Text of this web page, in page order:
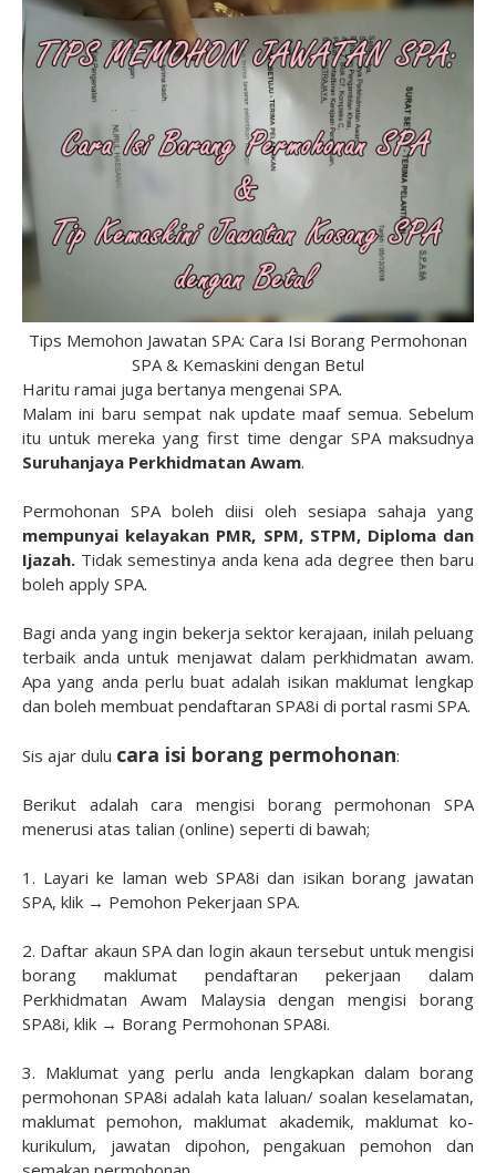
Tips Memohon Jawatan SPA: Cara Isi Borang Permohonan
SPA & Kemaskini dengan Betul
Haritu ramai juga bertanya mengenai SPA.
Malam ini baru sempat nak update maaf semua. Sebelum
itu untuk mereka yang first time dengar SPA maksudnya
Suruhanjaya Perkhidmatan Awam.
Permohonan SPA boleh diisi oleh sesiapa sahaja yang
mempunyai kelayakan PMR, SPM, STPM, Diploma dan
Ijazah. Tidak semestinya anda kena ada degree then baru
boleh apply SPA.
Bagi anda yang ingin bekerja sektor kerajaan, inilah peluang
terbaik anda untuk menjawat dalam perkhidmatan awam.
Apa yang anda perlu buat adalah isikan maklumat lengkap
dan boleh membuat pendaftaran SPA8i di portal rasmi SPA.
Sis ajar dulu cara isi borang permohonan:
Berikut adalah cara mengisi borang permohonan SPA
menerusi atas talian (online) seperti di bawah;
1. Layari ke laman web SPA8i dan isikan borang jawatan
SPA, klik → Pemohon Pekerjaan SPA.
2. Daftar akaun SPA dan login akaun tersebut untuk mengisi
borang maklumat pendaftaran pekerjaan dalam
Perkhidmatan Awam Malaysia dengan mengisi borang
SPA8i, klik → Borang Permohonan SPA8i.
3. Maklumat yang perlu anda lengkapkan dalam borang
permohonan SPA8i adalah kata laluan/ soalan keselamatan,
maklumat pemohon, maklumat akademik, maklumat ko-
kurikulum, jawatan dipohon, pengakuan pemohon dan